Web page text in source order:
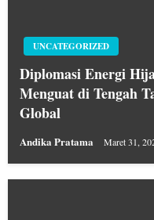
UNCATEGORIZED
Diplomasi Energi
Menguat di Tengah
Global
Andika Pratama Maret 31,